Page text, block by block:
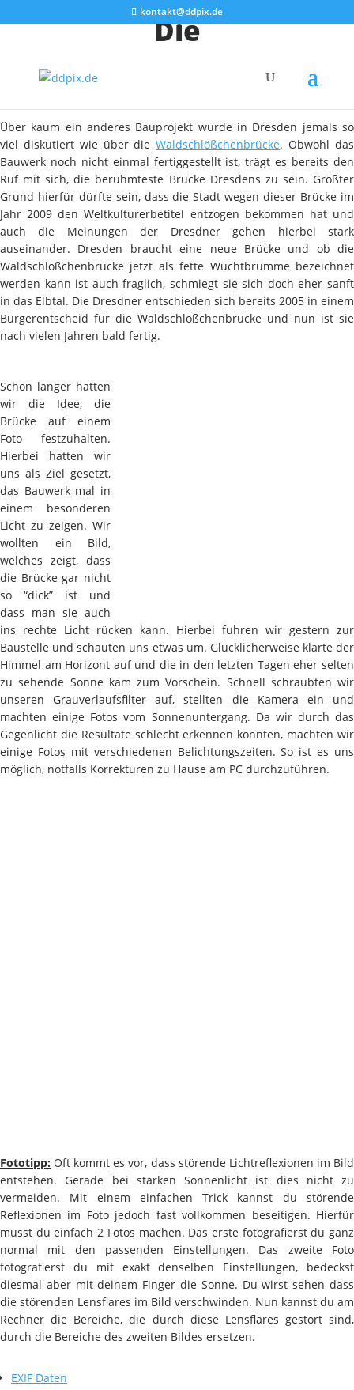
kontakt@ddpix.de
Die
Über kaum ein anderes Bauprojekt wurde in Dresden jemals so
viel diskutiert wie über dieWaldschlößchenbrücke. Obwohl das
Bauwerk noch nicht einmal fertiggestellt ist, trägt es bereits den
Ruf mit sich, die berühmteste Brücke Dresdens zu sein. Größter
Grund hierfür dürfte sein, dass die Stadt wegen dieser Brücke im
Jahr 2009 den Weltkulturerbetitel entzogen bekommen hat und
auch die Meinungen der Dresdner gehen hierbei stark
auseinander. Dresden braucht eine neue Brücke und ob die
Waldschlößchenbrücke jetzt als fette Wuchtbrumme bezeichnet
werden kann ist auch fraglich, schmiegt sie sich doch eher sanft
in das Elbtal. Die Dresdner entschieden sich bereits 2005 in einem
Bürgerentscheid für die Waldschlößchenbrücke und nun ist sie
nach vielen Jahren bald fertig.
Schon länger hatten
wir die Idee, die
Brücke auf einem
Foto festzuhalten.
Hierbei hatten wir
uns als Ziel gesetzt,
das Bauwerk mal in
einem besonderen
Licht zu zeigen. Wir
wollten ein Bild,
welches zeigt, dass
die Brücke gar nicht
so “dick” ist und
dass man sie auch
ins rechte Licht rücken kann. Hierbei fuhren wir gestern zur
Baustelle und schauten uns etwas um. Glücklicherweise klarte der
Himmel am Horizont auf und die in den letzten Tagen eher selten
zu sehende Sonne kam zum Vorschein. Schnell schraubten wir
unseren Grauverlaufsfilter auf, stellten die Kamera ein und
machten einige Fotos vom Sonnenuntergang. Da wir durch das
Gegenlicht die Resultate schlecht erkennen konnten, machten wir
einige Fotos mit verschiedenen Belichtungszeiten. So ist es uns
möglich, notfalls Korrekturen zu Hause am PC durchzuführen.
Fototipp: Oft kommt es vor, dass störende Lichtreflexionen im Bild
entstehen. Gerade bei starken Sonnenlicht ist dies nicht zu
vermeiden. Mit einem einfachen Trick kannst du störende
Reflexionen im Foto jedoch fast vollkommen beseitigen. Hierfür
musst du einfach 2 Fotos machen. Das erste fotografierst du ganz
normal mit den passenden Einstellungen. Das zweite Foto
fotografierst du mit exakt denselben Einstellungen, bedeckst
diesmal aber mit deinem Finger die Sonne. Du wirst sehen dass
die störenden Lensflares im Bild verschwinden. Nun kannst du am
Rechner die Bereiche, die durch diese Lensflares gestört sind,
durch die Bereiche des zweiten Bildes ersetzen.
EXIF Daten